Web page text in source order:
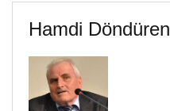
Hamdi Döndüren